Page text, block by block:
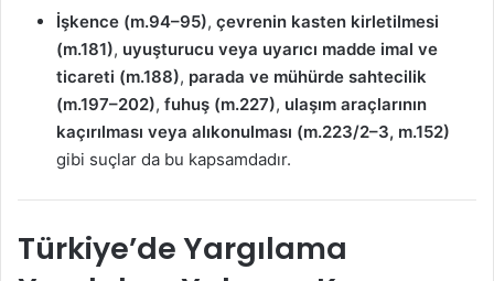
İşkence (m.94–95), çevrenin kasten kirletilmesi
(m.181), uyuşturucu veya uyarıcı madde imal ve
ticareti (m.188), parada ve mühürde sahtecilik
(m.197–202), fuhuş (m.227), ulaşım araçlarının
kaçırılması veya alıkonulması (m.223/2–3, m.152)
gibi suçlar da bu kapsamdadır.
Türkiye’de Yargılama